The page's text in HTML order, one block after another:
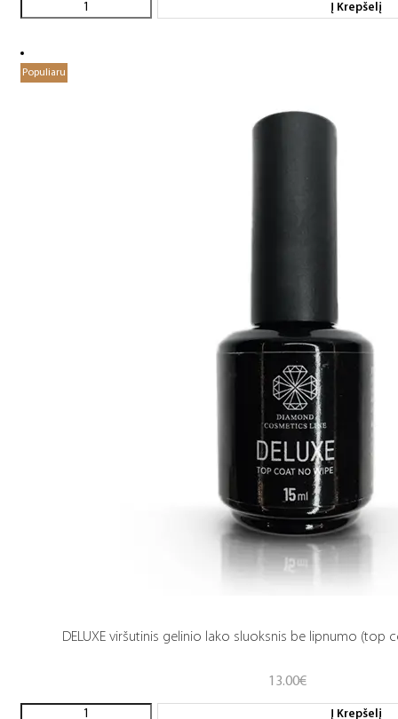
Į Krepšelį
Populiaru
DELUXE viršutinis gelinio lako sluoksnis be lipnumo (top
13.00€
Į Krepšelį